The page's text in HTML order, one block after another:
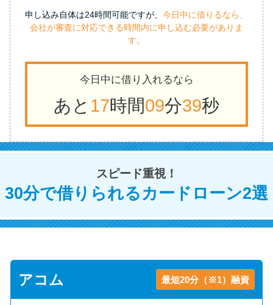
申し込み自体は24時間可能ですが、 今日中に借りるなら、
会社が審査に対応できる時間内に申し込む必要がありま
す。
今日中に借り入れるなら
あと 17時間09分39秒
スピード重視！
30分で借りられるカードローン2選
アコム 最短20分（※1）融資